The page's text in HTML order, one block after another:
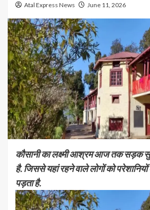
Atal Express News June 11, 2026
कौसानी का लक्ष्मी आश्रम आज तक सड़क
है. जिससे यहां रहने वाले लोगों को
पड़ता है.